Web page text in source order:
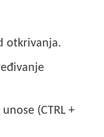
otkrivanja.
(CTRL +